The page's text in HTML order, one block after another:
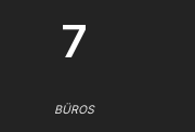
7
BÜROS